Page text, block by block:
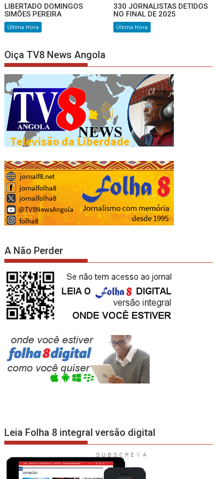
LIBERTADO DOMINGOS
SIMÕES PEREIRA
Última Hora
330 JORNALISTAS DETIDOS
NO FINAL DE 2025
Última Hora
Oiça TV8 News Angola
A Não Perder
Leia Folha 8 integral versão digital